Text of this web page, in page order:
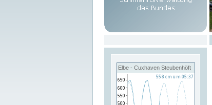
Elbe - Cuxhaven Steubenhöft